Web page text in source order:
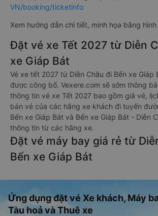
VN/booking/ticketinfo
Xem hướng dẫn chi tiết, minh họa bằng hình
Đặt vé xe Tết 2027 từ Diễn
xe Giáp Bát
Vé xe tết 2027 từ Diễn Châu đi Bến xe Giáp
được công bố. Vexere.com sẽ sớm thông
thông tin vé xe Tết 2027 bao gồm giá vé,
bán vé của các hãng xe khách đi tuyến
Bến xe Giáp Bát và Bến xe Giáp Bát - Diễn
thông tin từ các hãng xe.
Đặt vé máy bay giá rẻ từ
Bến xe Giáp Bát
Ứng dụng đặt vé Xe khách, Máy
Tàu hoả và Thuê xe